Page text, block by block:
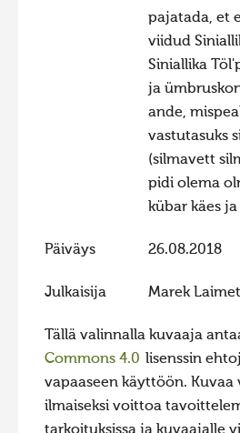
Hiite kuvavõistlus 2014
Hiite kuvavõistlus 2013
Hiite kuvavõistlus 2011
Hiite kuvavõistlus 2010
Hiite kuvavõistlus 2008
pajatada, et
viidud
Siniallika
ja
ande,
vastutasuks
(silmavett
pidi olema
kübar käes
Päiväys 26.08.2018
Julkaisija Marek
Tällä valinnalla kuvaaja
Commons 4.0 lisenssin
vapaaseen käyttöön. Kuvaa
ilmaiseksi voittoa
tarkoituksissa ja kuvaajalle